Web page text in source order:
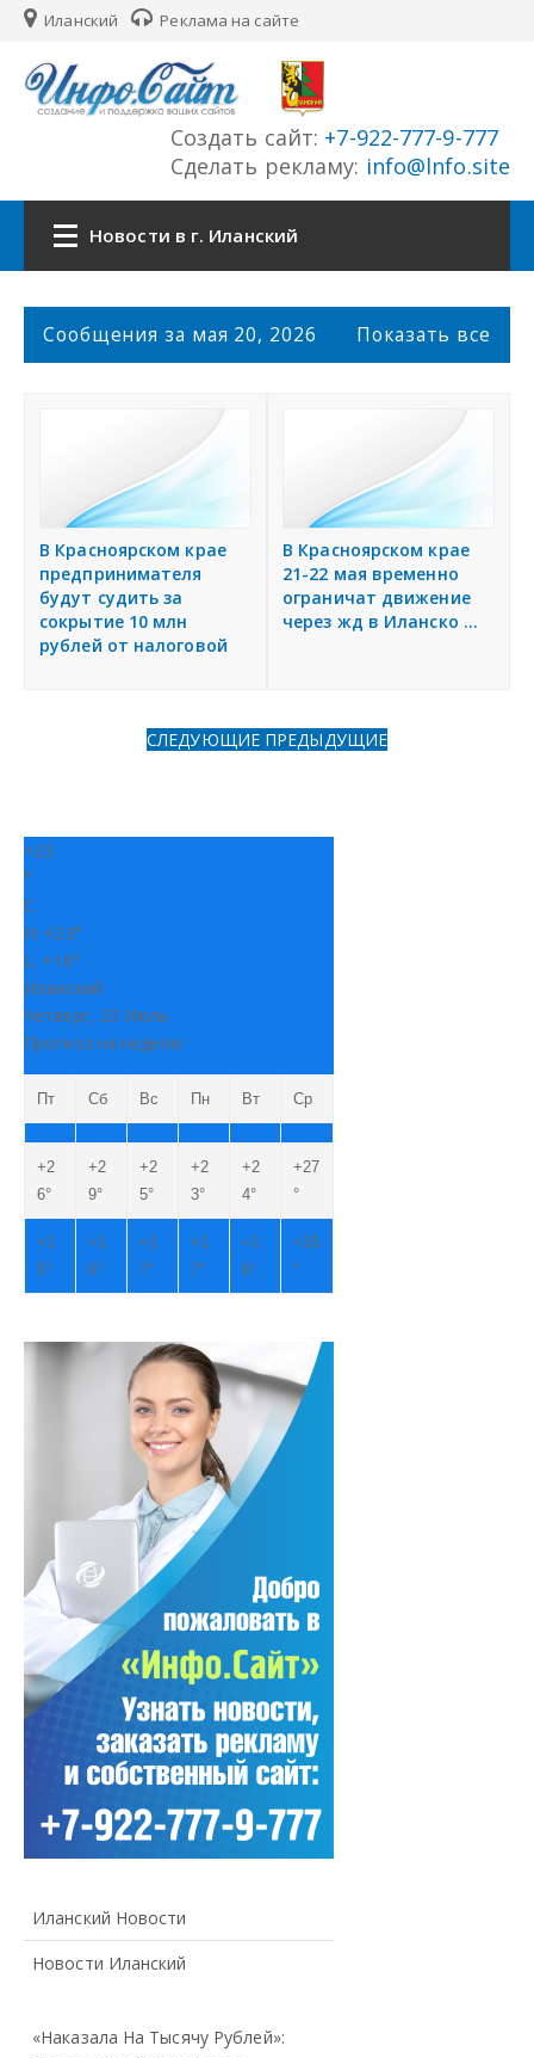
Иланский Реклама на сайте
Создать сайт: +7-922-777-9-777
Сделать рекламу: info@lnfo.site
Новости в г. Иланский
Главная
История города
Разместить объявление
Регионы России
Сообщения за мая 20, 2026 Показать все
В Красноярском крае
предпринимателя
будут судить за
сокрытие 10 млн
рублей от налоговой
В Красноярском крае
21-22 мая временно
ограничат движение
через жд в Иланско ...
СЛЕДУЮЩИЕ ПРЕДЫДУЩИЕ
+23
°
C
H: +23°
L: +16°
Иланский
Четверг, 23 Июль
Прогноз на неделю
Пт Сб Вс Пн Вт Ср
+2
6°
+2
9°
+2
5°
+2
3°
+2
4°
+27
°
+1
5°
+1
6°
+1
7°
+1
7°
+1
6°
+15
°
Иланский Новости
Новости Иланский
«Наказала На Тысячу Рублей»: